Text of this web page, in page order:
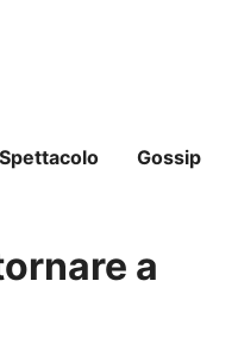
Spettacolo Gossip
a